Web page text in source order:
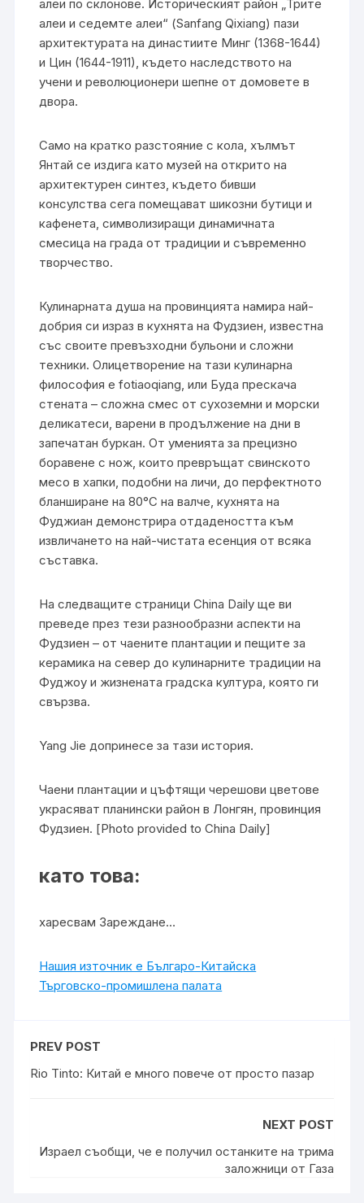
алеи по склонове. Историческият район „Трите
алеи и седемте алеи“ (Sanfang Qixiang) пази
архитектурата на династиите Минг (1368-1644)
и Цин (1644-1911), където наследството на
учени и революционери шепне от домовете в
двора.
Само на кратко разстояние с кола, хълмът
Янтай се издига като музей на открито на
архитектурен синтез, където бивши
консулства сега помещават шикозни бутици и
кафенета, символизиращи динамичната
смесица на града от традиции и съвременно
творчество.
Кулинарната душа на провинцията намира най-
добрия си израз в кухнята на Фудзиен, известна
със своите превъзходни бульони и сложни
техники. Олицетворение на тази кулинарна
философия е fotiaoqiang, или Буда прескача
стената – сложна смес от сухоземни и морски
деликатеси, варени в продължение на дни в
запечатан буркан. От уменията за прецизно
боравене с нож, които превръщат свинското
месо в хапки, подобни на личи, до перфектното
бланширане на 80°C на валче, кухнята на
Фуджиан демонстрира отдадеността към
извличането на най-чистата есенция от всяка
съставка.
На следващите страници China Daily ще ви
преведе през тези разнообразни аспекти на
Фудзиен – от чаените плантации и пещите за
керамика на север до кулинарните традиции на
Фуджоу и жизнената градска култура, която ги
свързва.
Yang Jie допринесе за тази история.
Чаени плантации и цъфтящи черешови цветове
украсяват планински район в Лонгян, провинция
Фудзиен. [Photo provided to China Daily]
като това:
харесвам Зареждане…
Нашия източник е Българо-Китайска
Търговско-промишлена палaта
PREV POST
Rio Tinto: Китай е много повече от просто пазар
NEXT POST
Израел съобщи, че е получил останките на трима
заложници от Газа